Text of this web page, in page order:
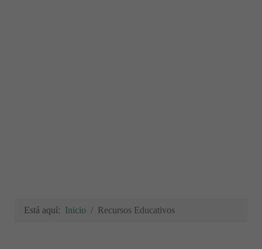
Está aquí: Inicio Recursos Educativos